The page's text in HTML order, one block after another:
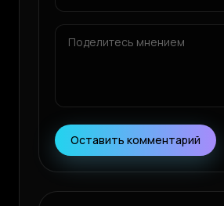
Оставить комментарий